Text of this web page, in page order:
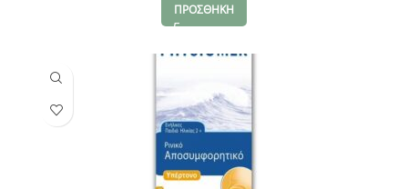
ΠΡΟΣΘΗΚΗ